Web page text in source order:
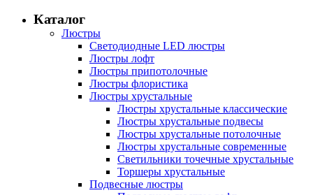
Каталог
Люстры
Светодиодные LED люстры
Люстры лофт
Люстры припотолочные
Люстры флористика
Люстры хрустальные
Люстры хрустальные классические
Люстры хрустальные подвесы
Люстры хрустальные потолочные
Люстры хрустальные современные
Светильники точечные хрустальные
Торшеры хрустальные
Подвесные люстры